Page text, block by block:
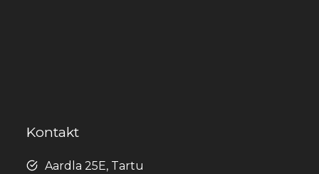
Kontakt
Aardla 25E, Tartu